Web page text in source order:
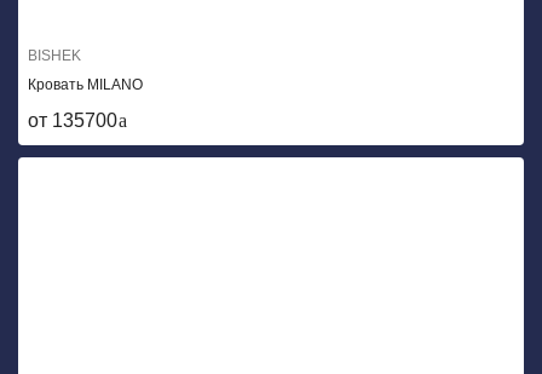
BISHEK
Кровать MILANO
от 135700